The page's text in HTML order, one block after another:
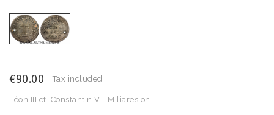
€90.00 Tax included
Léon III et Constantin V - Miliaresion